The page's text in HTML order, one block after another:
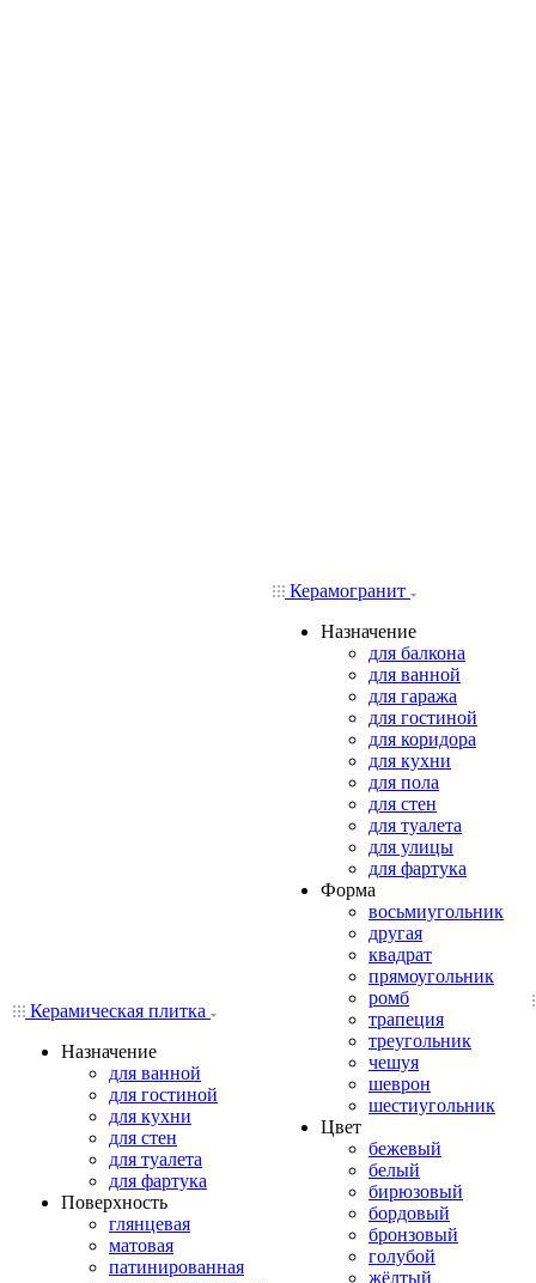
Керамическая плитка
Назначение
для ванной
для гостиной
для кухни
для стен
для туалета
для фартука
Поверхность
глянцевая
матовая
патинированная
Керамогранит
Назначение
для балкона
для ванной
для гаража
для гостиной
для коридора
для кухни
для пола
для стен
для туалета
для улицы
для фартука
Форма
восьмиугольник
другая
квадрат
прямоугольник
ромб
трапеция
треугольник
чешуя
шеврон
шестиугольник
Цвет
бежевый
белый
бирюзовый
бордовый
бронзовый
голубой
жёлтый